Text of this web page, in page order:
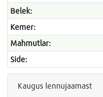
Belek:
Kemer:
Mahmutlar:
Side:
Kaugus lennujaamast